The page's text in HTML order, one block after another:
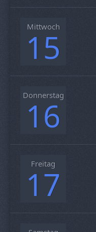
Mittwoch
15
Donnerstag
16
Freitag
17